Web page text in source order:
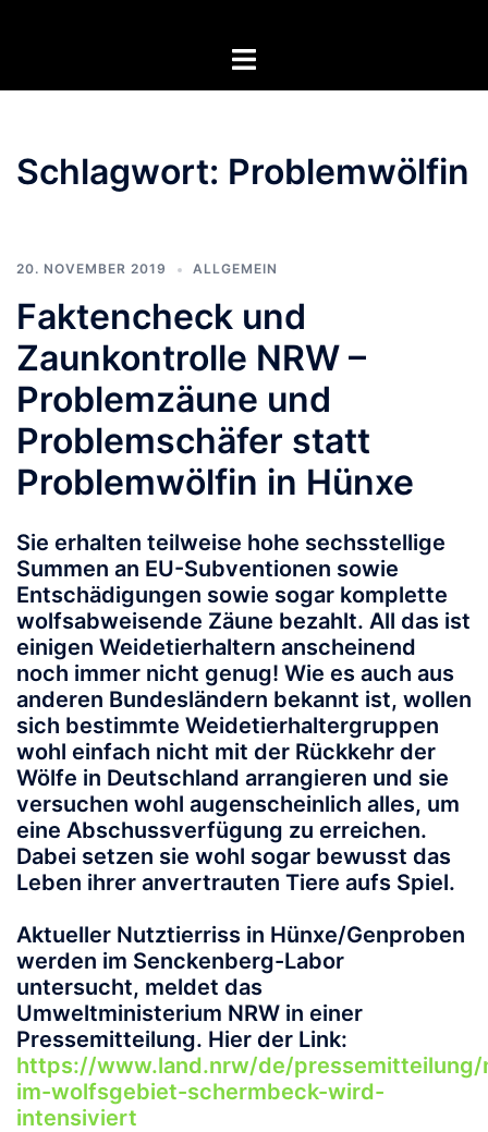
Menü
Schlagwort: Problemwölfin
20. NOVEMBER 2019 ALLGEMEIN
Faktencheck und
Zaunkontrolle NRW –
Problemzäune und
Problemschäfer statt
Problemwölfin in Hünxe
Sie erhalten teilweise hohe sechsstellige
Summen an EU-Subventionen sowie
Entschädigungen sowie sogar komplette
wolfsabweisende Zäune bezahlt. All das ist
einigen Weidetierhaltern anscheinend
noch immer nicht genug! Wie es auch aus
anderen Bundesländern bekannt ist, wollen
sich bestimmte Weidetierhaltergruppen
wohl einfach nicht mit der Rückkehr der
Wölfe in Deutschland arrangieren und sie
versuchen wohl augenscheinlich alles, um
eine Abschussverfügung zu erreichen.
Dabei setzen sie wohl sogar bewusst das
Leben ihrer anvertrauten Tiere aufs Spiel.
Aktueller Nutztierriss in Hünxe/Genproben
werden im Senckenberg-Labor
untersucht, meldet das
Umweltministerium NRW in einer
Pressemitteilung. Hier der Link:
https://www.land.nrw/de/
im-wolfsgebiet-schermbeck-wird-
intensiviert